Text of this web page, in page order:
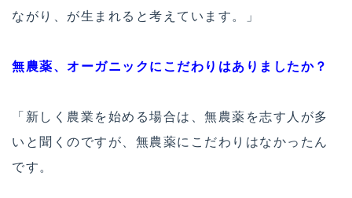
ながり、が生まれると考えています。」
無農薬、オーガニックにこだわりはありましたか？
「新しく農業を始める場合は、無農薬を志す人が多
いと聞くのですが、無農薬にこだわりはなかったん
です。